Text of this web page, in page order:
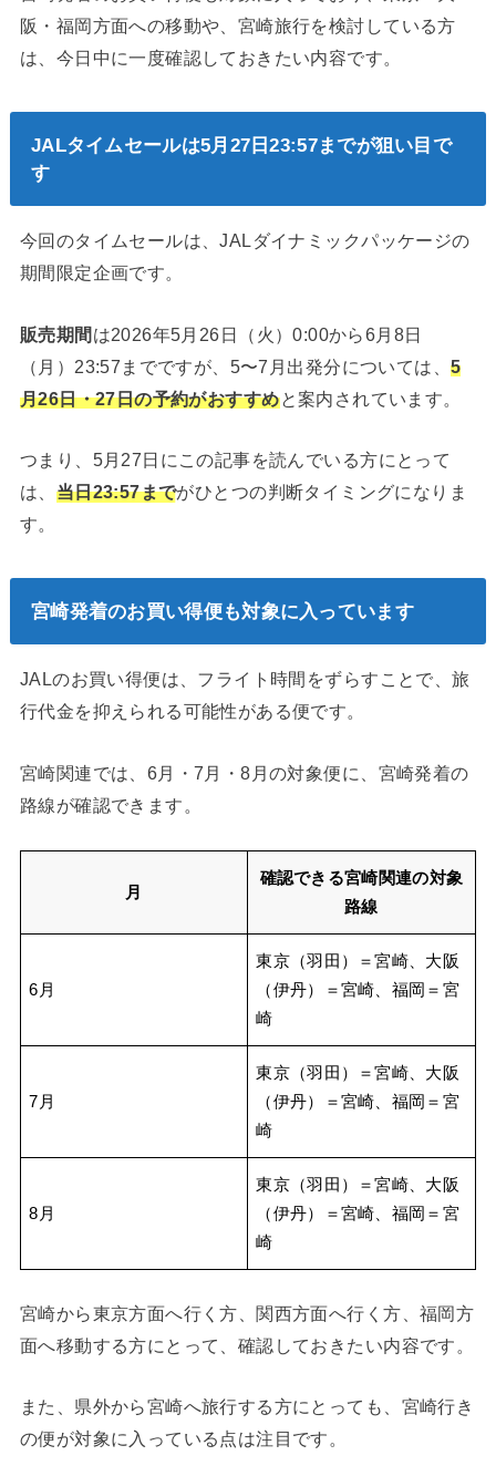
阪・福岡方面への移動や、宮崎旅行を検討している方
は、今日中に一度確認しておきたい内容です。
JALタイムセールは5月27日23:57までが狙い目で
す
今回のタイムセールは、JALダイナミックパッケージの
期間限定企画です。
販売期間 は2026年5月26日（火）0:00から6月8日
（月）23:57までですが、5〜7月出発分については、5
月26日・27日の予約がおすすめと案内されています。
つまり、5月27日にこの記事を読んでいる方にとって
は、 当日23:57までがひとつの判断タイミングになりま
す。
宮崎発着のお買い得便も対象に入っています
JALのお買い得便は、フライト時間をずらすことで、旅
行代金を抑えられる可能性がある便です。
宮崎関連では、6月・7月・8月の対象便に、宮崎発着の
路線が確認できます。
月
確認できる宮崎関連の対象
路線
6月
東京（羽田）＝宮崎、大阪
（伊丹）＝宮崎、福岡＝宮
崎
7月
東京（羽田）＝宮崎、大阪
（伊丹）＝宮崎、福岡＝宮
崎
8月
東京（羽田）＝宮崎、大阪
（伊丹）＝宮崎、福岡＝宮
崎
宮崎から東京方面へ行く方、関西方面へ行く方、福岡方
面へ移動する方にとって、確認しておきたい内容です。
また、県外から宮崎へ旅行する方にとっても、宮崎行き
の便が対象に入っている点は注目です。